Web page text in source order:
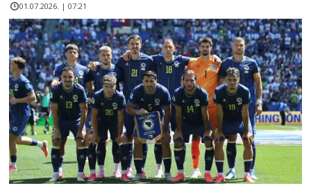
01.07.2026. | 07:21